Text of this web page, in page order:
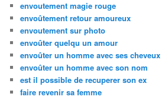
envoutement magie rouge
envoûtement retour amoureux
envoutement sur photo
envoûter quelqu un amour
envoûter un homme avec ses cheveux
envoûter un homme avec son nom
est il possible de recuperer son ex
faire revenir sa femme